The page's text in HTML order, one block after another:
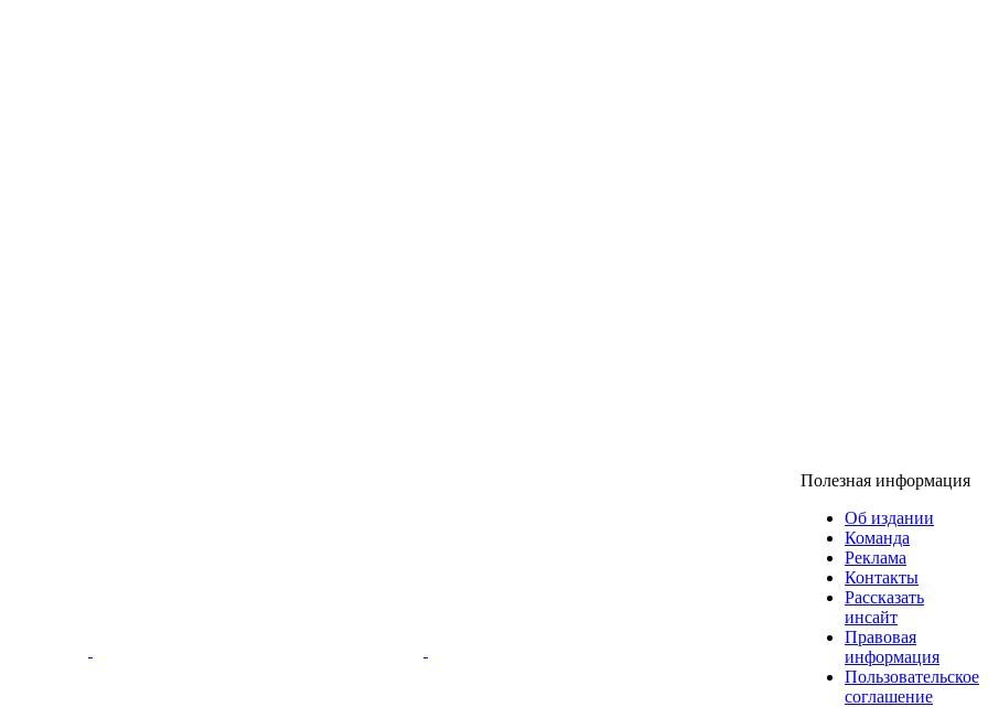
Полезная информация
Об издании
Команда
Реклама
Контакты
Рассказать
инсайт
Правовая
информация
Пользовательское
соглашение